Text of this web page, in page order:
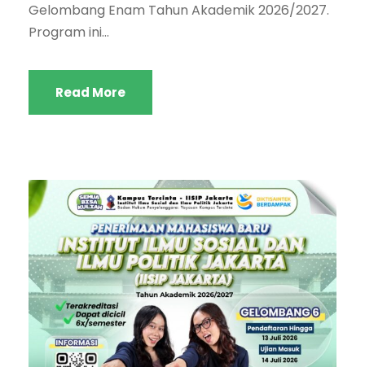
Gelombang Enam Tahun Akademik 2026/2027.
Program ini...
Read More